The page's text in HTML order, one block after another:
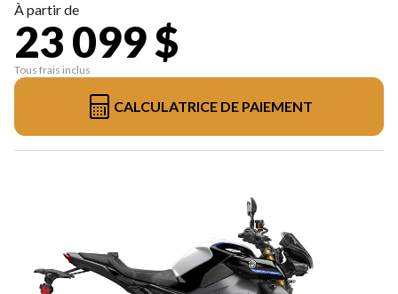
À partir de
23 099 $
Tous frais inclus
CALCULATRICE DE PAIEMENT